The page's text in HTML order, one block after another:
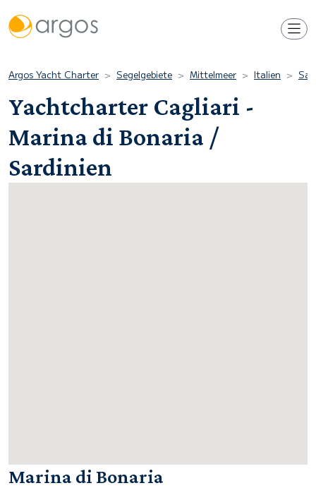
Argos Yacht Charter Segelgebiete Mittelmeer Italien
Yachtcharter Cagliari -
Marina di Bonaria /
Sardinien
Marina di Bonaria